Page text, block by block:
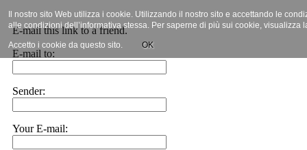
E-mail this link to a friend.
E-mail to:
Sender:
Your E-mail:
Il nostro sito Web utilizza i cookie. Utilizzando il nostro sito e accettando le
alle condizioni dell’informativa stessa. Per saperne di più sui cookie, visualizza
Accetto i cookie da questo sito. OK